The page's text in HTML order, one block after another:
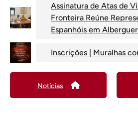
Assinatura de Atas de
Fronteira Reúne
Espanhóis em
Inscrições | Muralhas
Notícias